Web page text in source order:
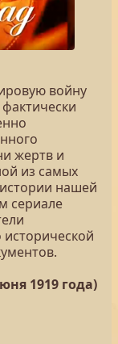
войну
жертв и
из самых
нашей
сериале
1919 года)